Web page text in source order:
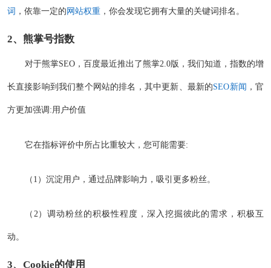
词 ，依靠一定的网站权重，你会发现它拥有大量的关键词排名。
2、熊掌号指数
对于熊掌SEO，百度最近推出了熊掌2.0版，我们知道，指数的增
长直接影响到我们整个网站的排名，其中更新、最新的SEO新闻 ，官
方更加强调:用户价值
它在指标评价中所占比重较大，您可能需要:
（1）沉淀用户，通过品牌影响力，吸引更多粉丝。
（2）调动粉丝的积极性程度，深入挖掘彼此的需求，积极互
动。
3、 Cookie的使用